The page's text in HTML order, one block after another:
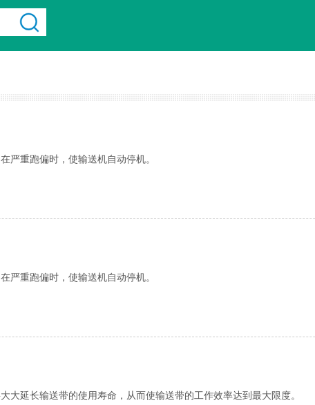
严重跑偏时，使输送机自动停机。
严重跑偏时，使输送机自动停机。
延长输送带的使用寿命，从而使输送带的工作效率达到最大限度。